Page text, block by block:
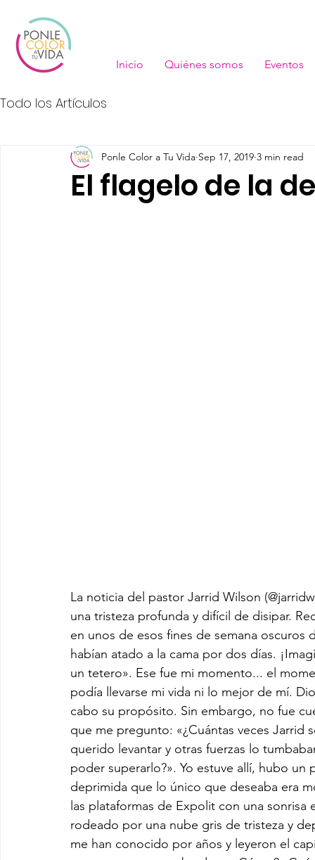
Inicio Quiénes somos Eventos
Todo los Artículos
El flagelo de la
Ponle Color a Tu Vida Sep 17, 2019 3 min read
La noticia del pastor Jarrid Wilson
una tristeza profunda y difícil de disipar.
en unos de esos fines de semana
habían atado a la cama por dos días.
un tetero». Ese fue mi momento... el
podía llevarse mi vida ni lo mejor de mí.
cabo su propósito. Sin embargo, no fue
que me pregunto: «¿Cuántas veces Jarrid
querido levantar y otras fuerzas lo
poder superarlo?». Yo estuve allí, hubo
deprimida que lo único que deseaba era
las plataformas de Expolit con una
rodeado por una nube gris de tristeza y
me han conocido por años y leyeron el